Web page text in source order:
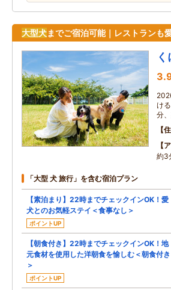
大型犬までご宿泊可能｜レストランも
け
分
約3
「大型 犬 旅行」を含む宿泊プラン
【素泊まり】22時までチェックインOK！愛
犬とのお気軽ステイ＜食事なし＞
ポイントUP
【朝食付き】22時までチェックインOK！地
元食材を使用した洋朝食を愉しむ＜朝食付き
＞
ポイントUP